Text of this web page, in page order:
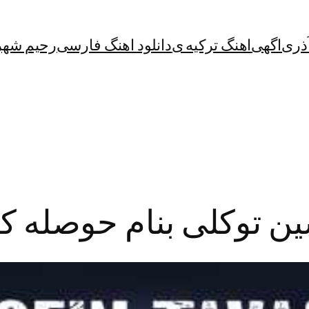
اگهیاهنگ ترکیه یدانلود اهنگ فارسیرحیم
توکلی بنام حوصله